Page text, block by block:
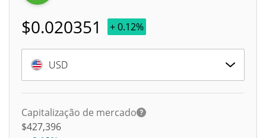
$0.020351 + 0.12%
USD
Capitalização de mercado
$427,396